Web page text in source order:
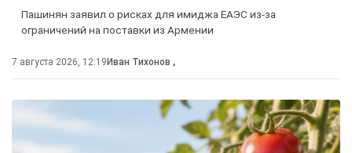
Пашинян заявил о рисках для имиджа ЕАЭС из-за
ограничений на поставки из Армении
7 августа 2026, 12:19Иван Тихонов ,